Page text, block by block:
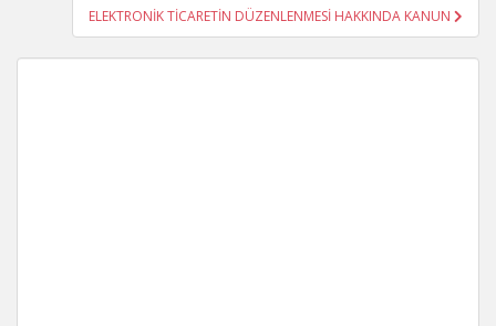
ELEKTRONİK TİCARETİN DÜZENLENMESİ HAKKINDA KANUN